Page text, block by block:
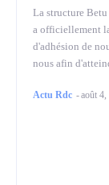
La structure
a officiellement
d'adhésion de
nous afin
Actu Rdc -août 4,